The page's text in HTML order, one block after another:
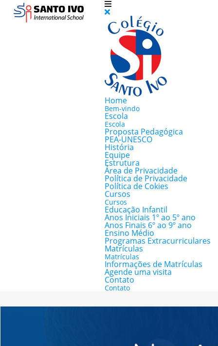
Home
Bem-vindo
Escola
Escola
Proposta Pedagógica
PEA-UNESCO
História
Equipe
Estrutura
Área de Privacidade
Política de Privacidade
Política de Cokies
Cursos
Cursos
Educação Infantil
Anos Iniciais 1º ao 5º ano
Anos Finais 6º ao 9º ano
Ensino Médio
Programas Extracurriculares
Matrículas
Matrículas
Informações de Matrículas
Agende uma visita
Contato
Contato